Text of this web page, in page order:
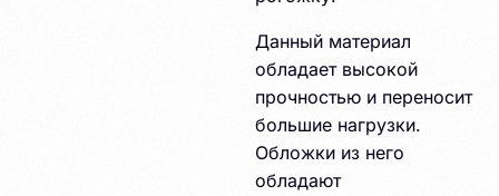
Данный материал
обладает высокой
прочностью и переносит
большие нагрузки.
Обложки из него
обладают